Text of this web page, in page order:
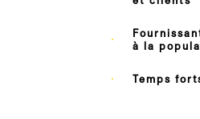
à la
Temps